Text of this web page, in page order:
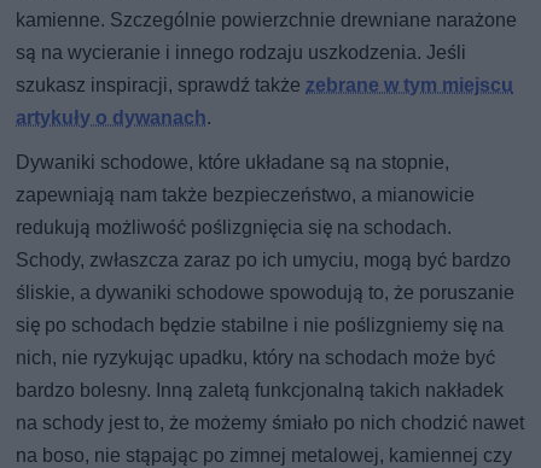
kamienne. Szczególnie powierzchnie drewniane narażone
są na wycieranie i innego rodzaju uszkodzenia. Jeśli
szukasz inspiracji, sprawdź także zebrane w tym miejscu
artykuły o dywanach.
Dywaniki schodowe, które układane są na stopnie,
zapewniają nam także bezpieczeństwo, a mianowicie
redukują możliwość poślizgnięcia się na schodach.
Schody, zwłaszcza zaraz po ich umyciu, mogą być bardzo
śliskie, a dywaniki schodowe spowodują to, że poruszanie
się po schodach będzie stabilne i nie poślizgniemy się na
nich, nie ryzykując upadku, który na schodach może być
bardzo bolesny. Inną zaletą funkcjonalną takich nakładek
na schody jest to, że możemy śmiało po nich chodzić nawet
na boso, nie stąpając po zimnej metalowej, kamiennej czy